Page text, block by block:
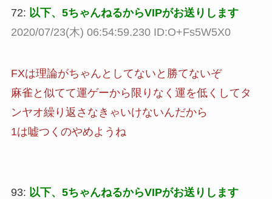
72: 以下、5ちゃんねるからVIPがお送りします
2020/07/23(木) 06:54:59.230 ID:O+Fs5W5X0
FXは理論がちゃんとしてないと勝てないぞ
麻雀と似てて運ゲーから限りなく運を低くしてタ
ンヤオ繰り返さなきゃいけないんだから
1は嘘つくのやめようね
93: 以下、5ちゃんねるからVIPがお送りします